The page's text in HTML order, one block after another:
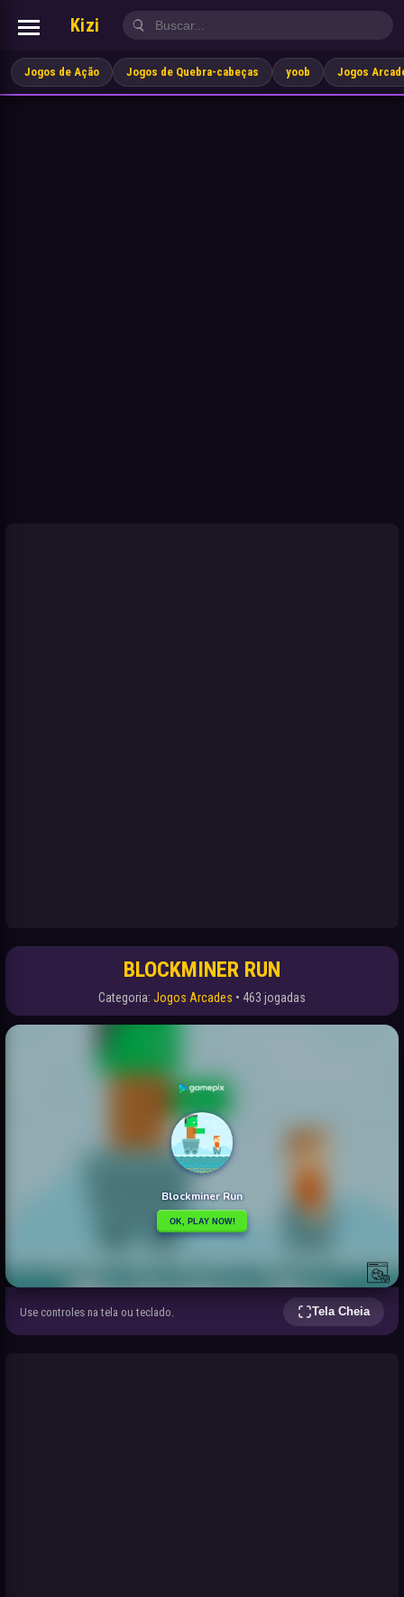
Kizi
Jogos de Ação Jogos de Quebra-cabeças yoob Jogos
BLOCKMINER RUN
Categoria: Jogos Arcades • 463 jogadas
Use controles na tela ou teclado. Tela Cheia